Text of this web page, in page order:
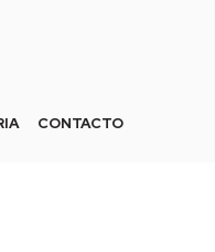
CONTACTO